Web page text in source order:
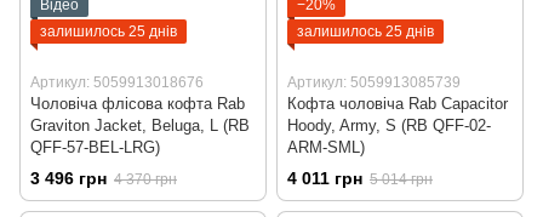
Відео
залишилось 25 днів
Артикул: 5059913018676
Чоловіча флісова кофта Rab
Graviton Jacket, Beluga, L (RB
QFF-57-BEL-LRG)
3 496 грн 4 370 грн
−20%
залишилось 25 днів
Артикул: 5059913085739
Кофта чоловіча Rab Capacitor
Hoody, Army, S (RB QFF-02-
ARM-SML)
4 011 грн 5 014 грн